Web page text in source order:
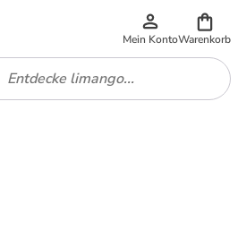
Mein KontoWarenkorb